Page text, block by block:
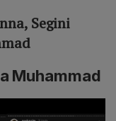
Segini
Muhammad